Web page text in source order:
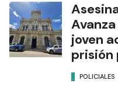
joven
prisión
POLICIALES